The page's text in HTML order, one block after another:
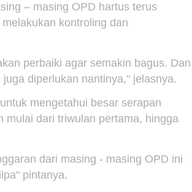
– masing OPD hartus terus
kontroling dan
perbaiki agar semakin bagus. Dan
diperlukan nantinya," jelasnya.
mengetahui besar serapan
mulai dari triwulan pertama, hingga
dari masing - masing OPD ini
pintanya.